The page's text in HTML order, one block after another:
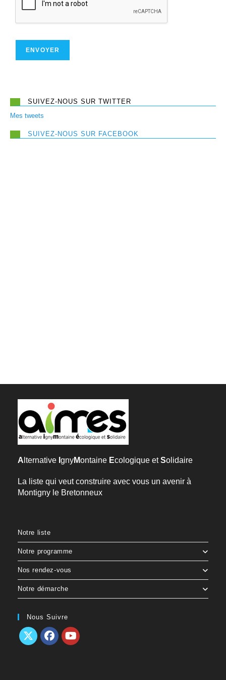
ENVOYER
SUIVEZ-NOUS SUR TWITTER
Mes tweets
SUIVEZ-NOUS SUR FACEBOOK
A lternative gnyMontaine Ecologique etSolidaire
La liste qui veut construire avec vous un avenir à
Montigny le Bretonneux
Notre liste
Notre programme
Nos rendez-vous
Notre démarche
Nous Suivre